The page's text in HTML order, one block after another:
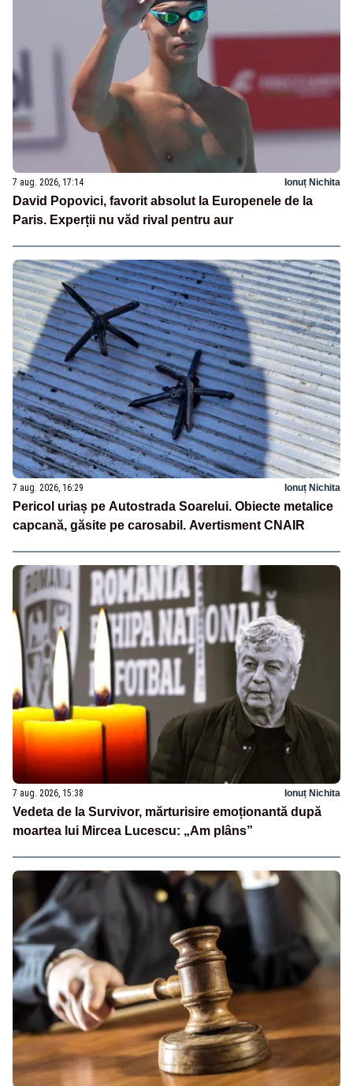
7 aug. 2026, 17:14 Ionuț Nichita
David Popovici, favorit absolut la Europenele de la
Paris. Experții nu văd rival pentru aur
7 aug. 2026, 16:29 Ionuț Nichita
Pericol uriaș pe Autostrada Soarelui. Obiecte metalice
capcană, găsite pe carosabil. Avertisment CNAIR
7 aug. 2026, 15:38 Ionuț Nichita
Vedeta de la Survivor, mărturisire emoționantă după
moartea lui Mircea Lucescu: „Am plâns”